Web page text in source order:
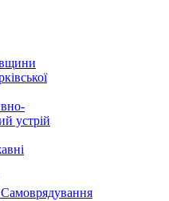
устрій